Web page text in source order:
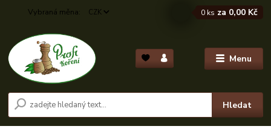
Menu
CZK
Hledat
0 ks za 0,00 Kč